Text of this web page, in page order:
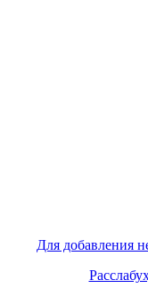
Для добавления